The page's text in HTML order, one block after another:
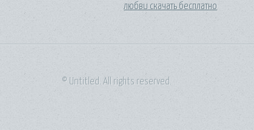
любви скачать бесплатно
© Untitled. All rights reserved.